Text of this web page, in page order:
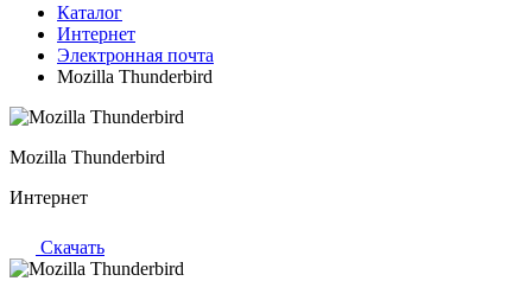
Каталог
Интернет
Электронная почта
Mozilla Thunderbird
Mozilla Thunderbird
Интернет
Скачать